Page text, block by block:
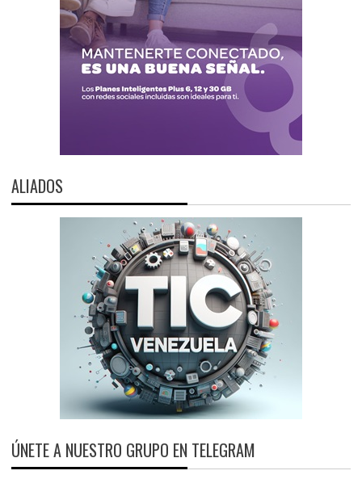
ALIADOS
ÚNETE A NUESTRO GRUPO EN TELEGRAM